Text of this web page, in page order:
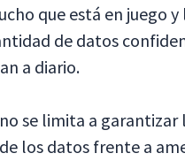
que está en juego y
de datos
a diario.
se limita a garantizar
los datos frente a